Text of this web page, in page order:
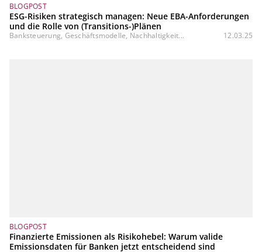
BLOGPOST
ESG-Risiken strategisch managen: Neue EBA-Anforderungen
und die Rolle von (Transitions-)Plänen
Banksteuerung, Geschäftsmodelle, Nachhaltigkeit... 12.03.25
BLOGPOST
Finanzierte Emissionen als Risikohebel: Warum valide
Emissionsdaten für Banken jetzt entscheidend sind